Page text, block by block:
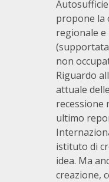
propone la
regionale e
non
Riguardo
attuale
recessione
ultimo
istituto di
idea. Ma
creazione,